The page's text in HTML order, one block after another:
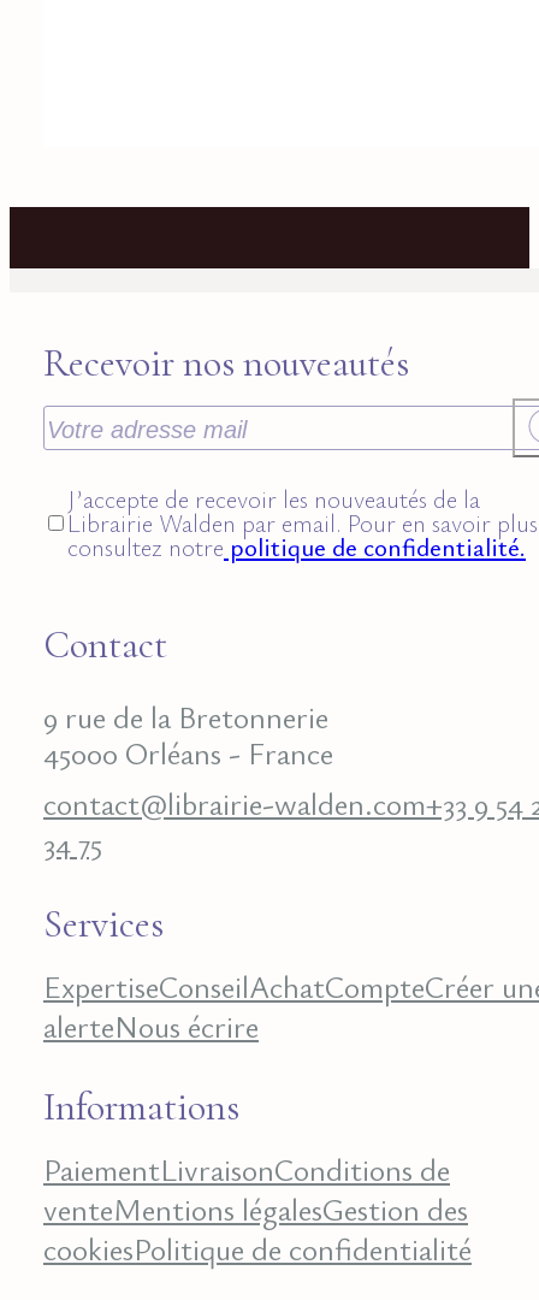
Recevoir nos nouveautés
J’accepte de recevoir les nouveautés de la
Librairie Walden par email. Pour en savoir
consultez notre politique de confidentialité.
Contact
9 rue de la Bretonnerie
45000 Orléans - France
contact@librairie-walden.com+33 9 54
34 75
Services
ExpertiseConseilAchatCompteCréer
alerteNous écrire
Informations
PaiementLivraisonConditions de
venteMentions légalesGestion des
cookiesPolitique de confidentialité